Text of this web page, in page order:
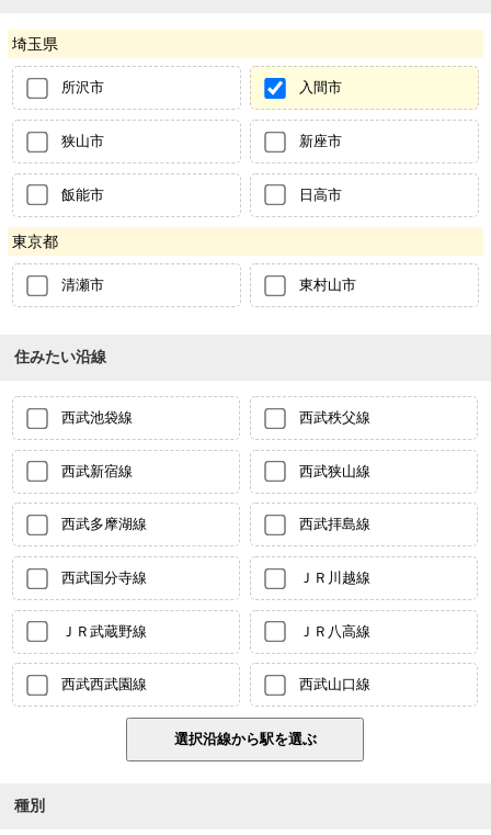
埼玉県
所沢市 入間市
狭山市 新座市
飯能市 日高市
東京都
清瀬市 東村山市
住みたい沿線
西武池袋線 西武秩父線
西武新宿線 西武狭山線
西武多摩湖線 西武拝島線
西武国分寺線 ＪＲ川越線
ＪＲ武蔵野線 ＪＲ八高線
西武西武園線 西武山口線
種別